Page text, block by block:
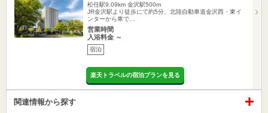
松任駅9.09km 金沢駅500m
JR金沢駅より徒歩にて約5分、北陸自動車道金沢西・東イ
ンターから車で…
営業時間
入浴料金 ～
宿泊
楽天トラベルの宿泊プランを見る
関連情報から探す